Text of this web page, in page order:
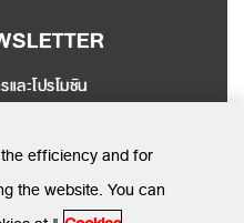
ละโปรโมชัน
SEND
efficiency and for
the website. You can